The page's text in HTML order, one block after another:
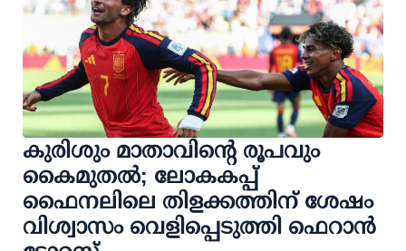
കുരിശും മാതാവിന്റെ രൂപവും
കൈമുതൽ; ലോകകപ്പ്
ഫൈനലിലെ തിളക്കത്തിന് ശേഷം
വിശ്വാസം വെളിപ്പെടുത്തി ഫെറാൻ